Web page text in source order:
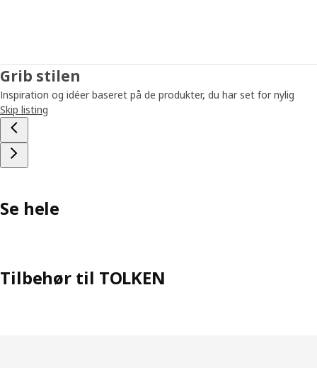
Grib stilen
Inspiration og idéer baseret på de produkter, du har set for nylig
Skip listing
Se hele
Tilbehør til TOLKEN